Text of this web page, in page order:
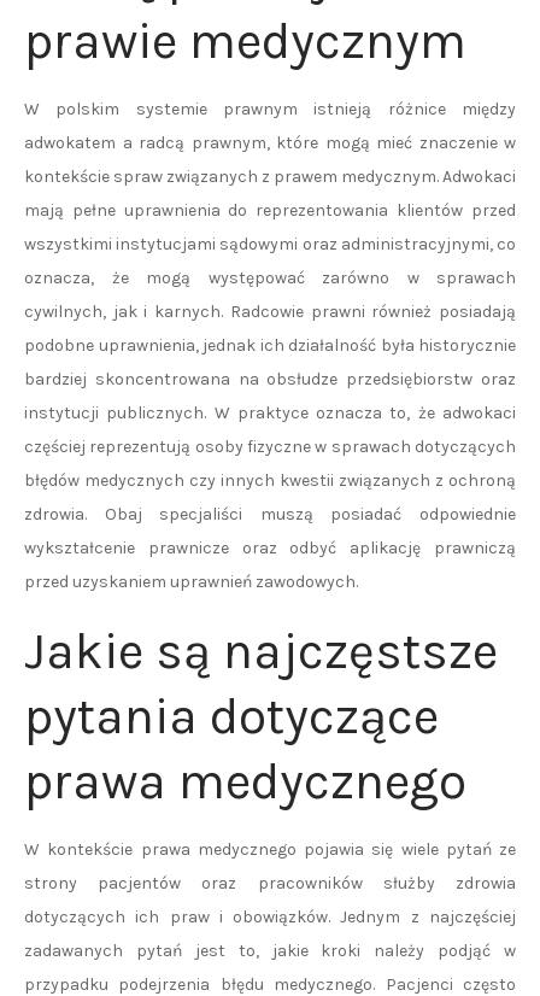
prawie medycznym
W polskim systemie prawnym istnieją różnice między
adwokatem a radcą prawnym, które mogą mieć znaczenie w
kontekście spraw związanych z prawem medycznym. Adwokaci
mają pełne uprawnienia do reprezentowania klientów przed
wszystkimi instytucjami sądowymi oraz administracyjnymi, co
oznacza, że mogą występować zarówno w sprawach
cywilnych, jak i karnych. Radcowie prawni również posiadają
podobne uprawnienia, jednak ich działalność była historycznie
bardziej skoncentrowana na obsłudze przedsiębiorstw oraz
instytucji publicznych. W praktyce oznacza to, że adwokaci
częściej reprezentują osoby fizyczne w sprawach dotyczących
błędów medycznych czy innych kwestii związanych z ochroną
zdrowia. Obaj specjaliści muszą posiadać odpowiednie
wykształcenie prawnicze oraz odbyć aplikację prawniczą
przed uzyskaniem uprawnień zawodowych.
Jakie są najczęstsze
pytania dotyczące
prawa medycznego
W kontekście prawa medycznego pojawia się wiele pytań ze
strony pacjentów oraz pracowników służby zdrowia
dotyczących ich praw i obowiązków. Jednym z najczęściej
zadawanych pytań jest to, jakie kroki należy podjąć w
przypadku podejrzenia błędu medycznego. Pacjenci często